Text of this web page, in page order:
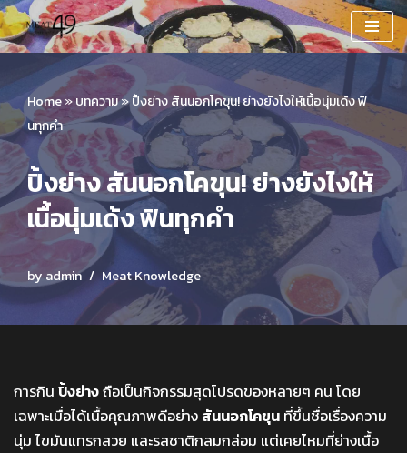
Skip
to
content
Home»บทความ»ปิ้งย่าง สันนอกโคขุน! ย่างยังไงให้เนื้อนุ่มเด้ง ฟิ
นทุกคำ
ปิ้งย่าง สันนอกโคขุน! ย่างยังไงให้
เนื้อนุ่มเด้ง ฟินทุกคำ
by admin Meat Knowledge
การกิน ปิ้งย่างถือเป็นกิจกรรมสุดโปรดของหลายๆ คน โดย
เฉพาะเมื่อได้เนื้อคุณภาพดีอย่าง สันนอกโคขุน ที่ขึ้นชื่อเรื่องความ
นุ่ม ไขมันแทรกสวย และรสชาติกลมกล่อม แต่เคยไหมที่ย่างเนื้อ